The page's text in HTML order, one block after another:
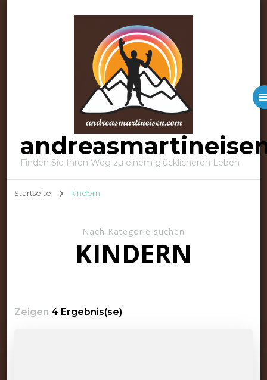
Finden Sie Ihren Weg zu einem glücklicheren Leben
Startseite kindern
Nach Kategorie suchen
KINDERN
Zeigen 4 Ergebnis(se)